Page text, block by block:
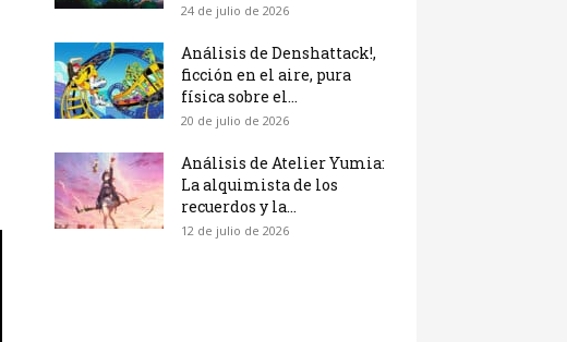
24 de julio de 2026
Análisis de Denshattack!,
ficción en el aire, pura
física sobre el...
20 de julio de 2026
Análisis de Atelier Yumia:
La alquimista de los
recuerdos y la...
12 de julio de 2026